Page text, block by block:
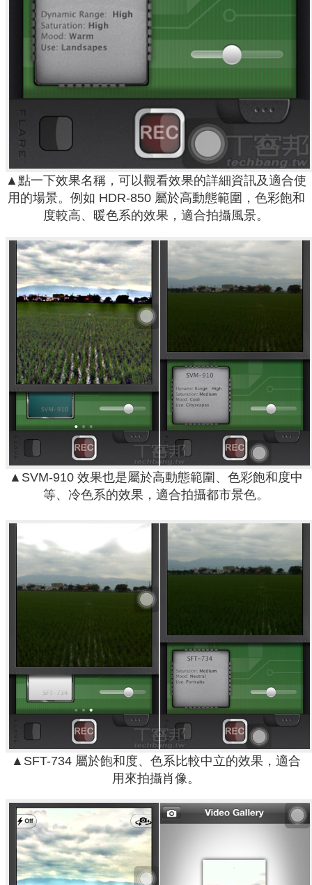
▲點一下效果名稱，可以觀看效果的詳細資訊及適合使
用的場景。例如 HDR-850 屬於高動態範圍，色彩飽和
度較高、暖色系的效果，適合拍攝風景。
▲SVM-910 效果也是屬於高動態範圍、色彩飽和度中
等、冷色系的效果，適合拍攝都市景色。
▲SFT-734 屬於飽和度、色系比較中立的效果，適合
用來拍攝肖像。